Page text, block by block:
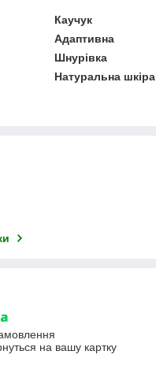
Каучук
Адаптивна
Шнурівка
Натуральна шкіра
на вашу картку